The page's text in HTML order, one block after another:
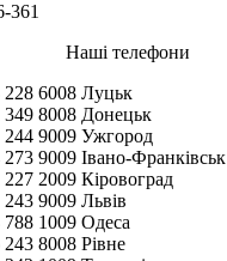
361
Наші телефони
6008 Луцьк
8008 Донецьк
9009 Ужгород
9009 Івано-Франківськ
2009 Кіровоград
9009 Львів
1009 Одеса
8008 Рівне